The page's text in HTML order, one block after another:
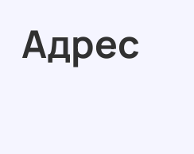
Адрес